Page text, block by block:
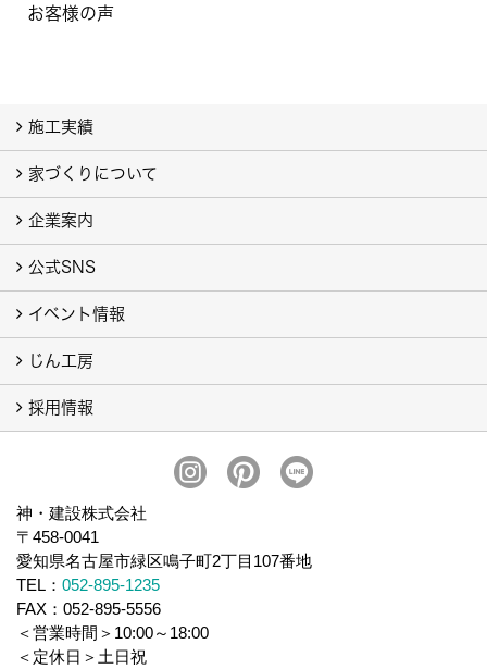
お客様の声
施工実績
フォトギャラリー
現場レポート
施工ストーリー
家づくりについて
神建設の家づくり
家づくりの流れ
企業案内
会社概要
ごあいさつ
SDGs
スタッフ紹介
ブログ
公式SNS
インスタグラム
Pinterest
LINE公式アカウント
イベント情報
イベント予告
イベント報告
じん工房
じん工房について
オーダー商品の施工例
採用情報
神・建設株式会社
〒458-0041
愛知県名古屋市緑区鳴子町2丁目107番地
TEL： 052-895-1235
FAX：052-895-5556
＜営業時間＞10:00～18:00
＜定休日＞土日祝